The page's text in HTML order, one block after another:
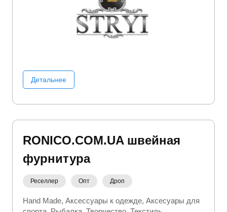
Детальнее
RONICO.COM.UA швейная
фурнитура
Реселлер Опт Дроп
Hand Made Аксессуары к одежде Аксесуары для